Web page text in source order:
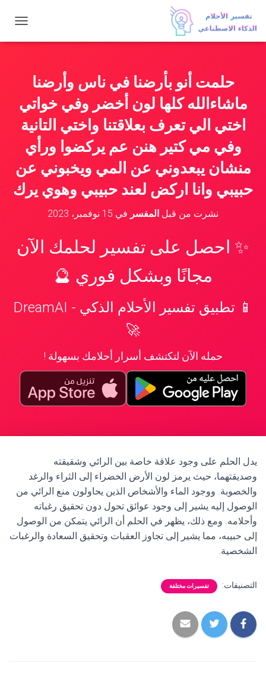
ب
ت
حلمت أنو بأرضنا في ناس وأرضنا
ماشاءالله كلها لون أخضر وفي خواتي
اختي الي تعرف بعلاقتنا واختي التانية
وفي مي كتير هنن عم يركضوا ورأي
منشان يبعدوني عن المي ويخبوني عن
حبيبي وانا اركض لعند حبيبي وهوي يرك
نشرت من قبل المفسر في 15 نوفمبر، 2023
✨ احصل على تفسير لحلمك الآن
مجانًا وبشكل فوري 🔮
📱 تطبيق تفسير الأحلام الذكي - DreamAI
🚀
حمله الآن لتكتشف أسرار أحلامك بسهولة !
يدل الحلم على وجود علاقة خاصة بين الرائي وشقيقته
وصديقتهما، حيث يرمز لون الأرض الخضراء إلى الثراء والرغد
والخصوبة. ووجود الماء والأشخاص الذين يحاولون منع الرائي من
الوصول إليه يشير إلى وجود عوائق تحول دون تحقيق رغباته
وأحلامه. ومع ذلك، يظهر في الحلم أن الرائي يتمكن من الوصول
إلى حبيبه، مما يشير إلى تجاوز العقبات وتحقيق السعادة والرغبات
الشخصية.
التصنيفات: تفسيرات مختلفة